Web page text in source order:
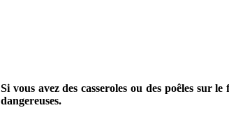
Si vous avez des casseroles ou des poêles sur
dangereuses.